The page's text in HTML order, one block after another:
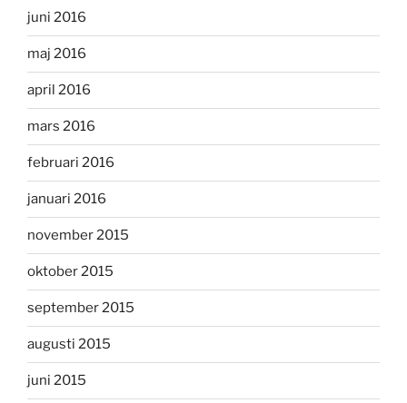
juni 2016
maj 2016
april 2016
mars 2016
februari 2016
januari 2016
november 2015
oktober 2015
september 2015
augusti 2015
juni 2015